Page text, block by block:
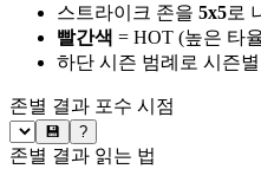
스트라이크 존을 5x5로
빨간색 = HOT (높은 타
하단 시즌 범례로 시즌
존별 결과 포수 시점
💾 ?
존별 결과 읽는 법